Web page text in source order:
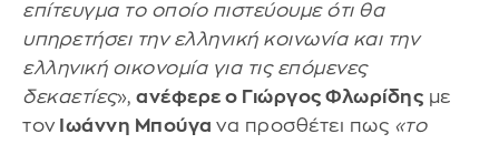
επίτευγμα το οποίο πιστεύουμε ότι θα
υπηρετήσει την ελληνική κοινωνία και την
ελληνική οικονομία για τις επόμενες
δεκαετίες», ανέφερε ο Γιώργος Φλωρίδης με
τον Ιωάννη Μπούγα να προσθέτει πως «το